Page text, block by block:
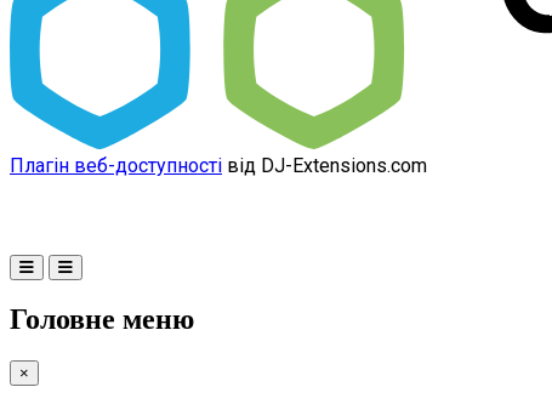
Плагін веб-доступності від DJ-Extensions.com
Головне меню
×